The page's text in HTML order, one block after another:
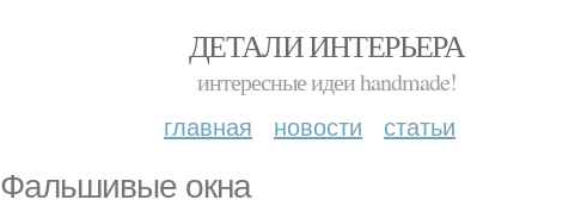
ДЕТАЛИ ИНТЕРЬЕРА
интересные идеи handmade!
главная новости статьи
Фальшивые окна